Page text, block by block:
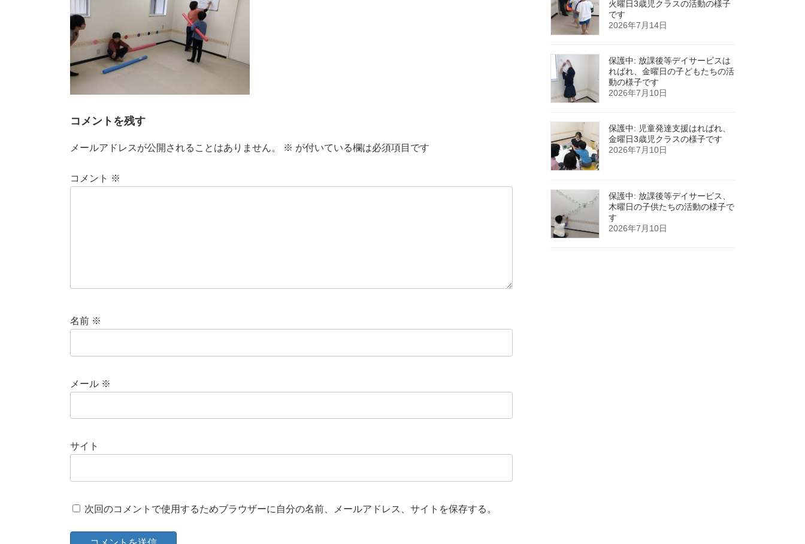
コメントを残す
メールアドレスが公開されることはありません。 ※ が付いている欄は必須項目です
コメント ※
名前 ※
メール ※
サイト
次回のコメントで使用するためブラウザーに自分の名前、メールアドレス、サイトを保存する。
火曜日3歳児クラスの活動の様子
です
2026年7月14日
保護中: 放課後等デイサービスは
ればれ、金曜日の子どもたちの活
動の様子です
2026年7月10日
保護中: 児童発達支援はればれ、
金曜日3歳児クラスの様子です
2026年7月10日
保護中: 放課後等デイサービス、
木曜日の子供たちの活動の様子で
す
2026年7月10日